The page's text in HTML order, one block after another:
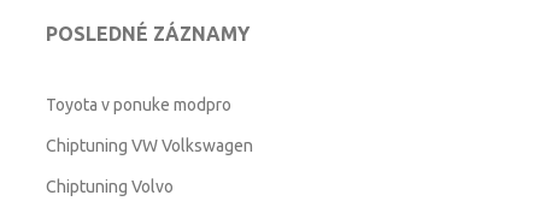
POSLEDNÉ ZÁZNAMY
Toyota v ponuke modpro
Chiptuning VW Volkswagen
Chiptuning Volvo